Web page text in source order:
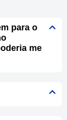
para o
me